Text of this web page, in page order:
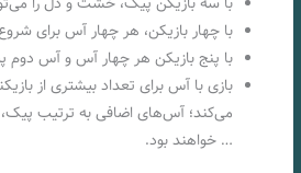
با چهار بازیکن، هر چهار آس برای
با پنج بازیکن هر چهار آس و آس دوم
بازی با آس برای تعداد بیشتری از
می‌کند؛ آس‌های اضافی به ترتیب
… خواهند بود.